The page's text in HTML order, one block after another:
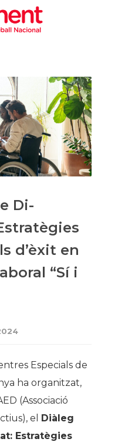
Di-
d’èxit en
“Sí i
Especials de
ha organitzat,
(Associació
el Diàleg
Estratègies